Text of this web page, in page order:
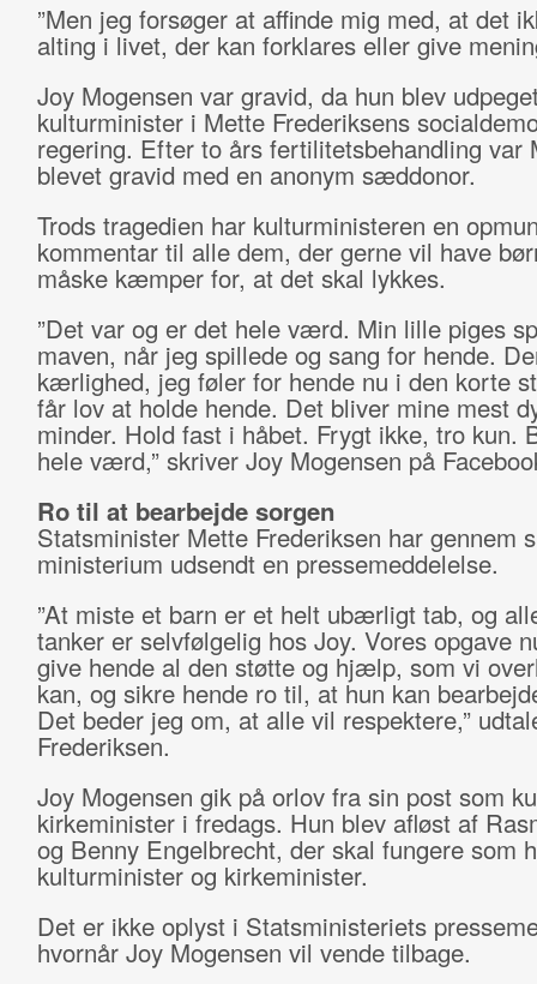
”Men jeg forsøger at affinde mig med, at det
alting i livet, der kan forklares eller give
Joy Mogensen var gravid, da hun blev
kulturminister i Mette Frederiksens
regering. Efter to års fertilitetsbehandling var
blevet gravid med en anonym sæddonor.
Trods tragedien har kulturministeren en
kommentar til alle dem, der gerne vil have
måske kæmper for, at det skal lykkes.
”Det var og er det hele værd. Min lille piges
maven, når jeg spillede og sang for hende.
kærlighed, jeg føler for hende nu i den korte
får lov at holde hende. Det bliver mine mest
minder. Hold fast i håbet. Frygt ikke, tro kun.
hele værd,” skriver Joy Mogensen på
Ro til at bearbejde sorgen
Statsminister Mette Frederiksen har gennem
ministerium udsendt en pressemeddelelse.
”At miste et barn er et helt ubærligt tab, og
tanker er selvfølgelig hos Joy. Vores opgave
give hende al den støtte og hjælp, som vi
kan, og sikre hende ro til, at hun kan
Det beder jeg om, at alle vil respektere,”
Frederiksen.
Joy Mogensen gik på orlov fra sin post som
kirkeminister i fredags. Hun blev afløst af
og Benny Engelbrecht, der skal fungere som
kulturminister og kirkeminister.
Det er ikke oplyst i Statsministeriets
hvornår Joy Mogensen vil vende tilbage.